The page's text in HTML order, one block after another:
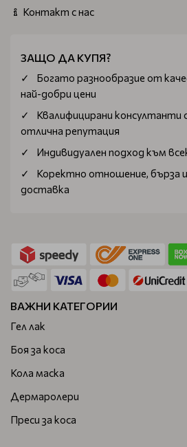
Контакт с нас
ЗАЩО ДА КУПЯ?
Богатo разнообразие от
най-добри цени
Квалифицирани консултанти
отлична репутация
Индивидуален подход към
Коректно отношение, бърза
доставка
ВАЖНИ КАТЕГОРИИ
Гел лак
Боя за коса
Кола маска
Дермаролери
Преси за коса